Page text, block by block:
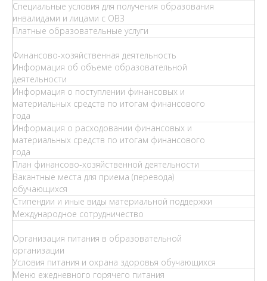
Специальные условия для получения образования
инвалидами и лицами с ОВЗ
Платные образовательные услуги
Финансово-хозяйственная деятельность
Информация об объеме образовательной
деятельности
Информация о поступлении финансовых и
материальных средств по итогам финансового
года
Информация о расходовании финансовых и
материальных средств по итогам финансового
года
План финансово-хозяйственной деятельности
Вакантные места для приема (перевода)
обучающихся
Стипендии и иные виды материальной поддержки
Международное сотрудничество
Организация питания в образовательной
организации
Условия питания и охрана здоровья обучающихся
Меню ежедневного горячего питания